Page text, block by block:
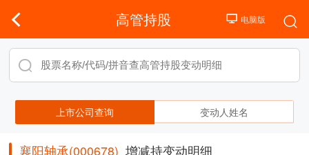
高管持股
上市公司查询 变动人姓名
襄阳轴承(000678) 增减持变动明细